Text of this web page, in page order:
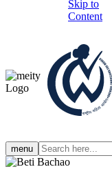
Skip to
Content
menu Search